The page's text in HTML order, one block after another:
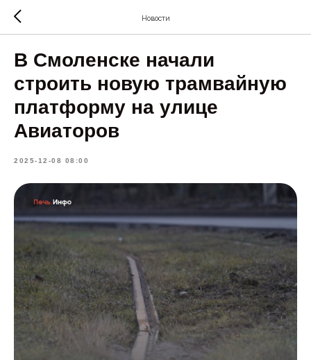
Новости
В Смоленске начали
строить новую трамвайную
платформу на улице
Авиаторов
2025-12-08 08:00